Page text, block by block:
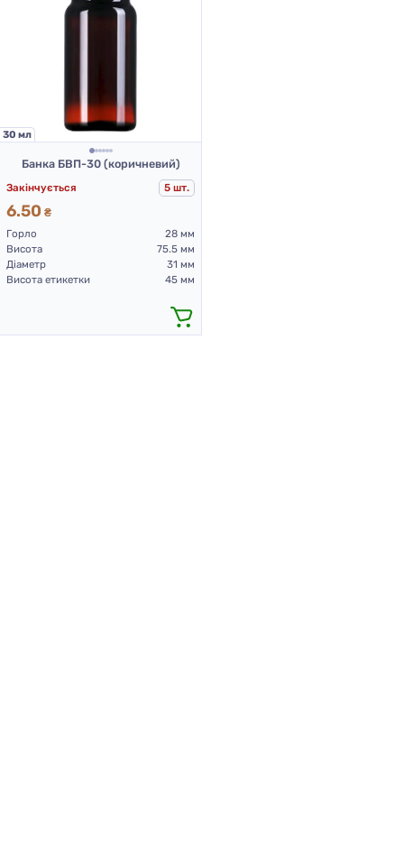
30 мл
Банка БВП-30 (коричневий)
Закінчується 5 шт.
6.50 ₴
Горло
28 мм
Висота
75.5 мм
Діаметр
31 мм
Висота етикетки
45 мм